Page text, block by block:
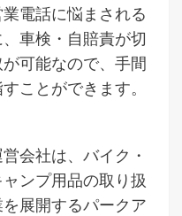
電話に悩まされる
車検・自賠責が切
可能なので、手間
ことができます。
会社は、バイク・
ンプ用品の取り扱
展開するパークア